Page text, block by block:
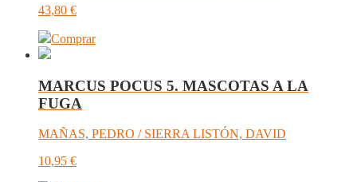
43,80 €
Comprar
MARCUS POCUS 5. MASCOTAS A LA
FUGA
MAÑAS, PEDRO / SIERRA LISTÓN, DAVID
10,95 €